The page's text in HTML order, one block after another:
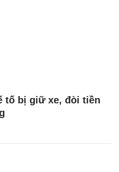
tố bị giữ xe, đòi tiền